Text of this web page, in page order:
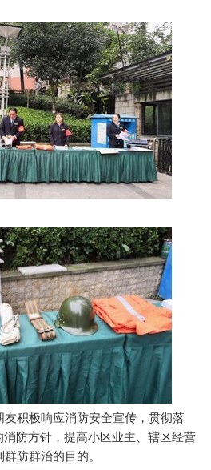
积极响应消防安全宣传，贯彻落
消防方针，提高小区业主、辖区经营
防群治的目的。